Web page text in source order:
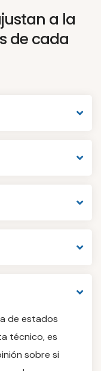
a la
de cada
de estados
técnico, es
sobre si